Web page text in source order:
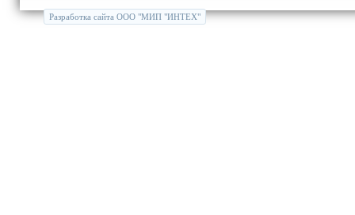
Разработка сайта ООО "МИП "ИНТЕХ"